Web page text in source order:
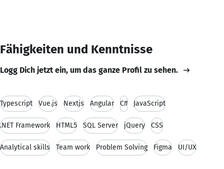
Fähigkeiten und Kenntnisse
Logg Dich jetzt ein, um das ganze Profil zu sehen.
Typescript Vue.js Nextjs Angular C# JavaScript
.NET Framework HTML5 SQL Server jQuery CSS
Analytical skills Team work Problem Solving Figma UI/UX